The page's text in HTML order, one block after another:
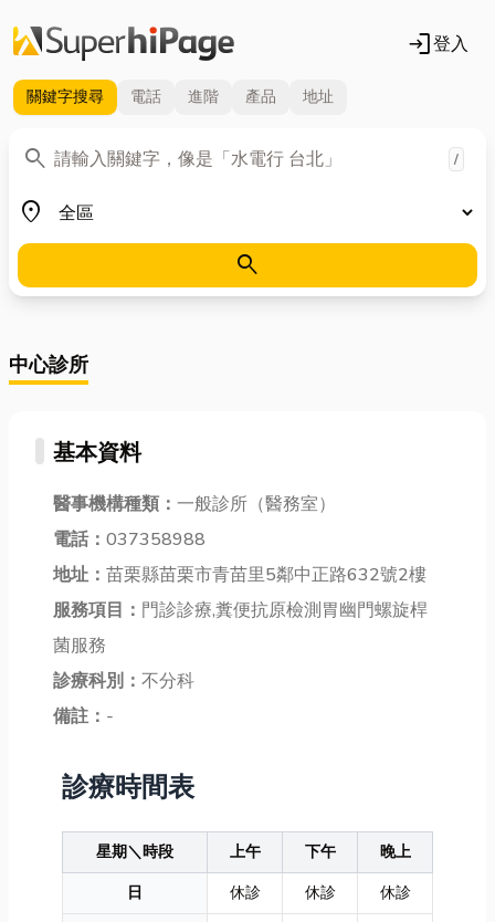
login登入
關鍵字搜尋 電話 進階 產品 地址
search
關鍵字 /
place
地區
search
中心診所
基本資料
醫事機構種類： 一般診所（醫務室）
電話： 037358988
地址： 苗栗縣苗栗市青苗里5鄰中正路632號2樓
服務項目： 門診診療,糞便抗原檢測胃幽門螺旋桿
菌服務
診療科別： 不分科
備註： -
診療時間表
星期＼時段 上午 下午
晚上
日
休診 休診
休診